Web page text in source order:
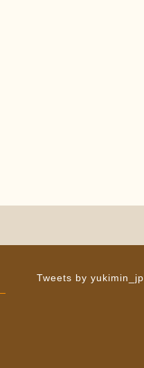
Tweets by yukimin_jp